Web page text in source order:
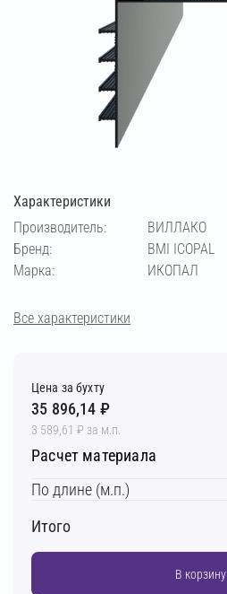
Характеристики
Производитель:
ВИЛЛАКО
Бренд:
BMI ICOPAL
Марка:
ИКОПАЛ
Все характеристики
Цена за бухту
35 896,14 ₽
3 589,61 ₽ за м.п.
Расчет материала
По длине (м.п.)
Итого
В корзину